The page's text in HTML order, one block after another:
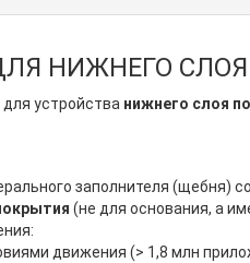
НИЖНЕГО СЛОЯ
устройства нижнего слоя
заполнителя (щебня)
(не для основания, а
движения (> 1,8 млн